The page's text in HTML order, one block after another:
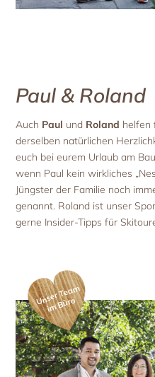
Paul & Roland
Auch Paul und Roland helfen
derselben natürlichen
euch bei eurem Urlaub am
wenn Paul kein wirkliches
Jüngster der Familie noch
genannt. Roland ist unser
gerne Insider-Tipps für
U
ns
er
T
e
a
m
i
m
B
ür
o